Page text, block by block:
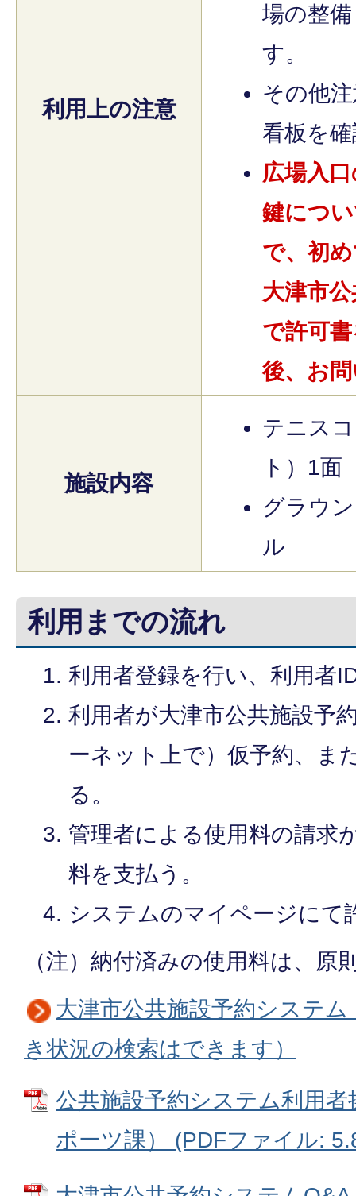
利用上の注意
場の整
す。
その他
看板を
広場入
鍵につ
で、初
大津市
で許可
後、お
施設内容
テニス
ト）1
グラウ
ル
利用までの流れ
利用者登録を行い、利用者
利用者が大津市公共施設予
ーネット上で）仮予約、ま
る。
管理者による使用料の請求
料を支払う。
システムのマイページにて
（注）納付済みの使用料は、原
大津市公共施設予約システ
き状況の検索はできます）
公共施設予約システム利用
ポーツ課） (PDFファイル: